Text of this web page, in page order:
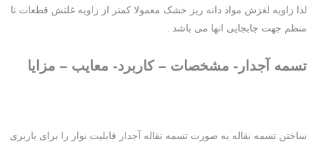
لذا زاویه لغزش مواد دانه ریز خشک معمولا کمتر از زاویه غلتش قطعات نا
منظم جهت جابجایی انها می باشد .
تسمه آجدار- مشخصات – کاربرد- معایب – مزایا
ساختن تسمه نقاله به صورت تسمه نقاله آجدار قابلیت نوار را برای باربری